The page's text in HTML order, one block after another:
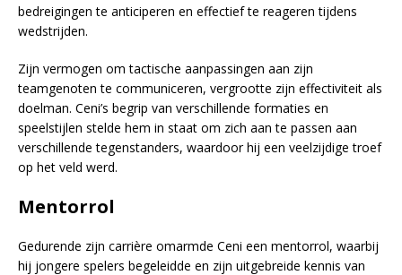
bedreigingen te anticiperen en effectief te reageren tijdens
wedstrijden.
Zijn vermogen om tactische aanpassingen aan zijn
teamgenoten te communiceren, vergrootte zijn effectiviteit als
doelman. Ceni’s begrip van verschillende formaties en
speelstijlen stelde hem in staat om zich aan te passen aan
verschillende tegenstanders, waardoor hij een veelzijdige troef
op het veld werd.
Mentorrol
Gedurende zijn carrière omarmde Ceni een mentorrol, waarbij
hij jongere spelers begeleidde en zijn uitgebreide kennis van